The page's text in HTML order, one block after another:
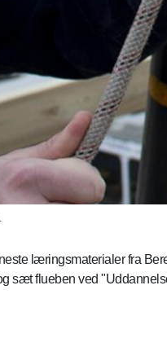
læringsmaterialer fra
sæt flueben ved